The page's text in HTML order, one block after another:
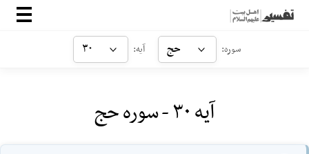
صفحه‌اصلی
ارتباط با ما
سوره: حج آیه: ۳۰
آیه ۳۰ - سوره حج